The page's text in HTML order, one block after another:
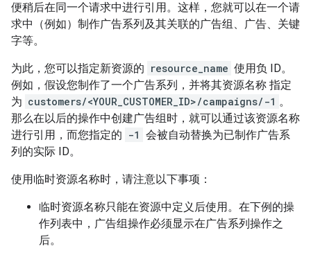
便稍后在同一个请求中进行引用。这样，您就可以在一个请
求中（例如）制作广告系列及其关联的广告组、广告、关键
字等。
为此，您可以指定新资源的 resource_name 使用负 ID。
例如，假设您制作了一个广告系列，并将其资源名称 指定
为 customers/<YOUR_CUSTOMER_ID>/campaigns/-1 。
那么在以后的操作中创建广告组时，就可以通过该资源名称
进行引用，而您指定的 -1 会被自动替换为已制作广告系
列的实际 ID。
使用临时资源名称时，请注意以下事项：
临时资源名称只能在资源中定义后使用。在下例的操
作列表中，广告组操作必须显示在广告系列操作之
后。